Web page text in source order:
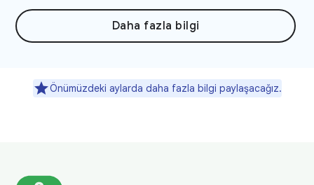
Daha fazla bilgi
Önümüzdeki aylarda daha fazla bilgi paylaşacağız.